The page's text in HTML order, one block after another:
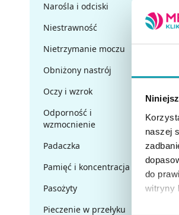
naszej
do
witryny
Narośla i odciski
Niestrawność
Nietrzymanie moczu
Obniżony nastrój
Oczy i wzrok
Odporność i
wzmocnienie
Padaczka
Pamięć i koncentracja
Pasożyty
Pieczenie w przełyku